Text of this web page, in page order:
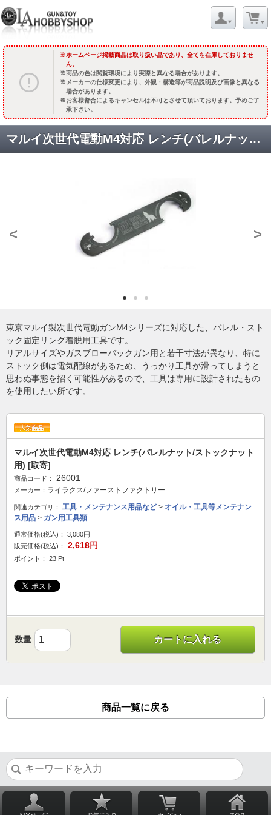
ホームページ掲載商品は取り扱い品であり、全てを在庫しておりませ
ん。
商品の色は閲覧環境により実際と異なる場合があります。
メーカーの仕様変更により、外観・構造等が商品説明及び画像と異なる
場合があります。
お客様都合によるキャンセルは不可とさせて頂いております。予めご了
承下さい。
マルイ次世代電動M4対応 レンチ(バレルナット/ストックナット用) [取寄]
< >
東京マルイ製次世代電動ガンM4シリーズに対応した、バレル・スト
ック固定リング着脱用工具です。
リアルサイズやガスブローバックガン用と若干寸法が異なり、特に
ストック側は電気配線があるため、うっかり工具が滑ってしまうと
思わぬ事態を招く可能性があるので、工具は専用に設計されたもの
を使用したい所です。
マルイ次世代電動M4対応 レンチ(バレルナット/ストックナット
用) [取寄]
商品コード： 26001
メーカー： ライラクス/ファーストファクトリー
関連カテゴリ： 工具・メンテナンス用品など> オイル・工具等メンテナン
ス用品 > ガン用工具類
通常価格(税込)：
3,080円
販売価格(税込)：
2,618円
ポイント： 23 Pt
数量 カートに入れる
商品一覧に戻る